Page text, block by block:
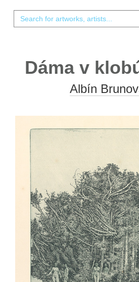
Dáma v
Albín